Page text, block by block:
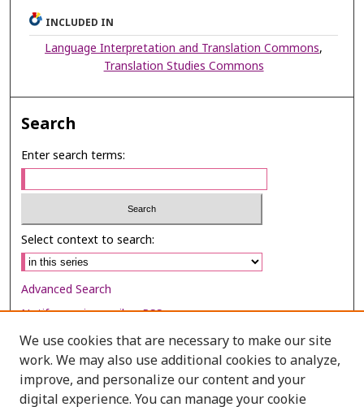
INCLUDED IN
Language Interpretation and Translation Commons,
Translation Studies Commons
Search
Enter search terms:
Select context to search:
Advanced Search
Notify me via email orRSS
Browse
Collections
Disciplines
We use cookies that are necessary to make our site
work. We may also use additional cookies to analyze,
improve, and personalize our content and your
digital experience. You can manage your cookie